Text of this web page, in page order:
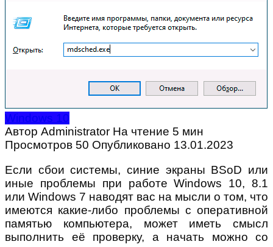
Windows 10
Автор Administrator На чтение 5 мин
Просмотров 50 Опубликовано 13.01.2023
Если сбои системы, синие экраны BSoD или
иные проблемы при работе Windows 10, 8.1
или Windows 7 наводят вас на мысли о том, что
имеются какие-либо проблемы с оперативной
памятью компьютера, может иметь смысл
выполнить её проверку, а начать можно со